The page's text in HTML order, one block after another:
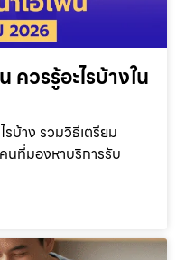
ควรรู้อะไรบ้างใน
บ้าง รวมวิธีเตรียม
นที่มองหาบริการรับ